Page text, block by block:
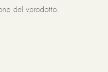
del vprodotto.